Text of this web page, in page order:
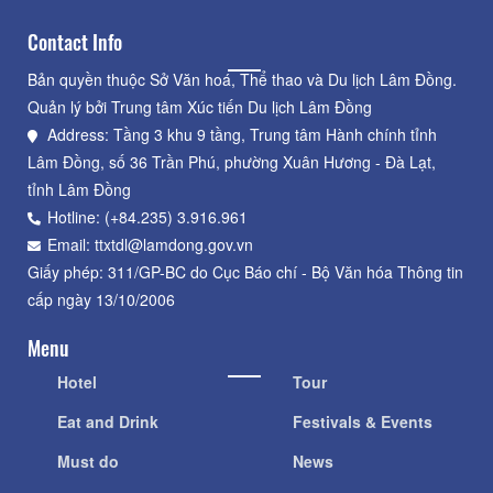
Contact Info
Bản quyền thuộc Sở Văn hoá, Thể thao và Du lịch Lâm Đồng.
Quản lý bởi Trung tâm Xúc tiến Du lịch Lâm Đồng
Address: Tầng 3 khu 9 tầng, Trung tâm Hành chính tỉnh
Lâm Đồng, số 36 Trần Phú, phường Xuân Hương - Đà Lạt,
tỉnh Lâm Đồng
Hotline: (+84.235) 3.916.961
Email: ttxtdl@lamdong.gov.vn
Giấy phép: 311/GP-BC do Cục Báo chí - Bộ Văn hóa Thông tin
cấp ngày 13/10/2006
Menu
Hotel
Eat and Drink
Must do
Tour
Festivals & Events
News